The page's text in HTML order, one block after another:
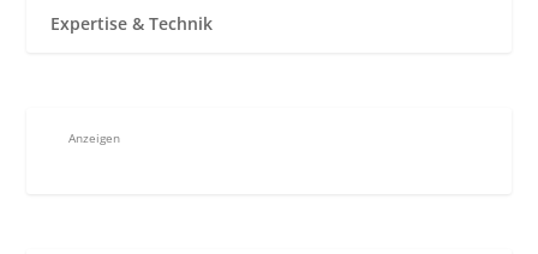
Expertise & Technik
Anzeigen